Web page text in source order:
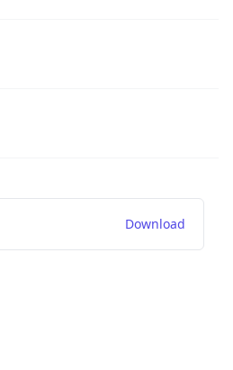
Download